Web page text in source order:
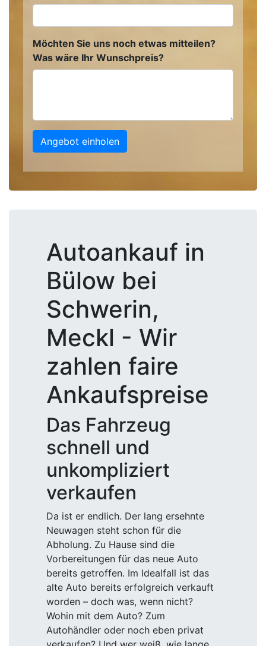
Möchten Sie uns noch etwas mitteilen?
Was wäre Ihr Wunschpreis?
Angebot einholen
Autoankauf in
Bülow bei
Schwerin,
Meckl - Wir
zahlen faire
Ankaufspreise
Das Fahrzeug
schnell und
unkompliziert
verkaufen
Da ist er endlich. Der lang ersehnte
Neuwagen steht schon für die
Abholung. Zu Hause sind die
Vorbereitungen für das neue Auto
bereits getroffen. Im Idealfall ist das
alte Auto bereits erfolgreich verkauft
worden – doch was, wenn nicht?
Wohin mit dem Auto? Zum
Autohändler oder noch eben privat